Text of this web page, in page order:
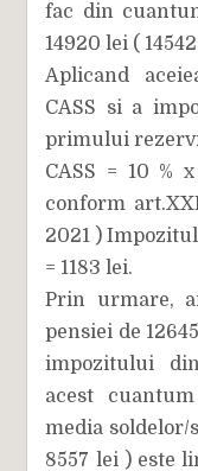
fac din
14920 lei (
Aplicand
CASS si a
primului
CASS = 10 %
conform
2021 ) Impozitul
= 1183 lei.
Prin urmare,
pensiei de
impozitului
acest
media
8557 lei ) este